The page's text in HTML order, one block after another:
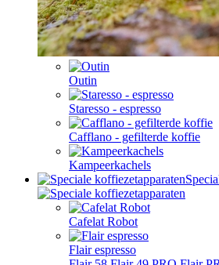
Outin
Staresso - espresso
Cafflano - gefilterde koffie
Kampeerkachels
Cafelat Robot
Flair espresso